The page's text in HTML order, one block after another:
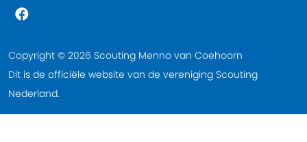
Copyright © 2026 Scouting Menno van Coehoorn
Dit is de officiële website van de vereniging Scouting
Nederland.